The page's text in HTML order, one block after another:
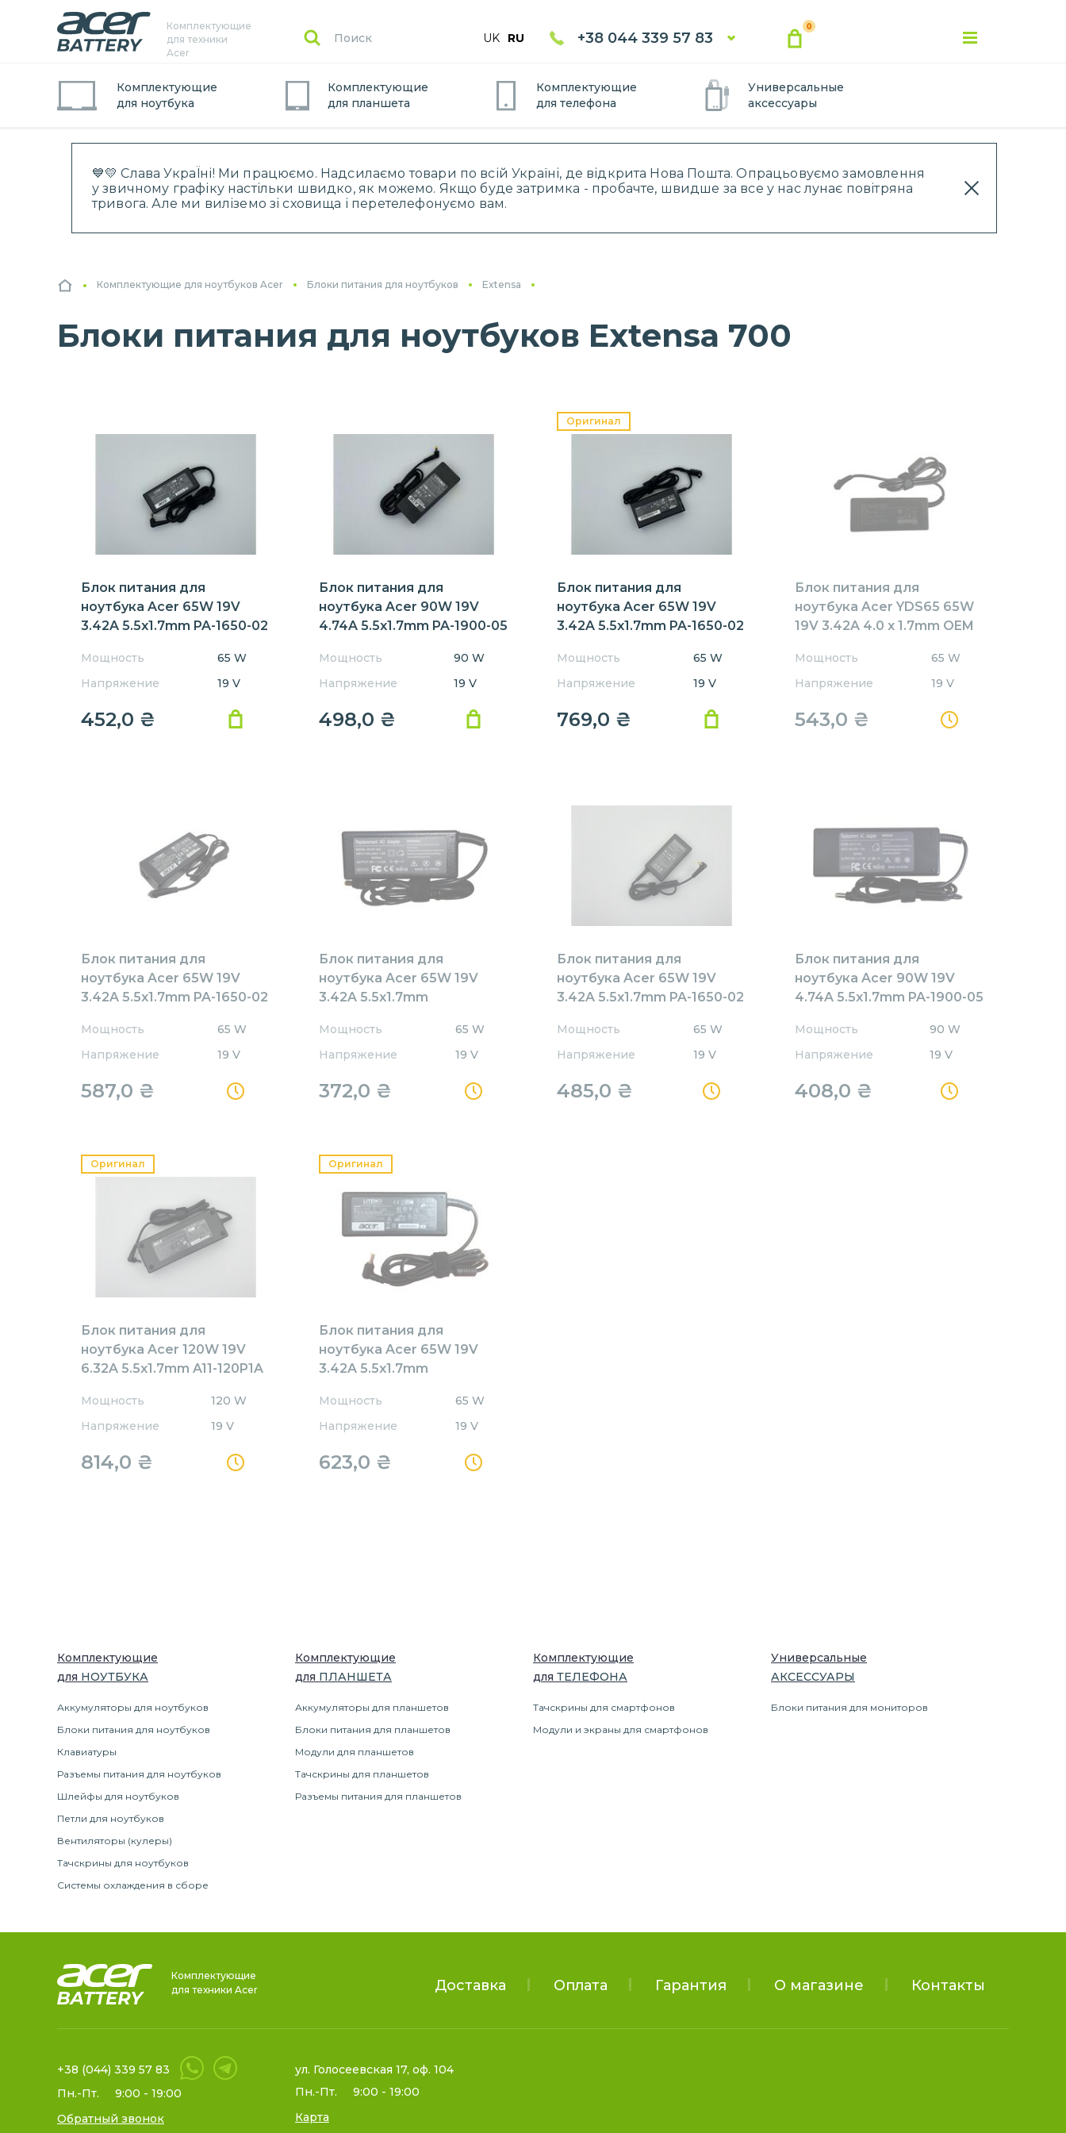
💙💛 Слава УкраЇні! Ми працюємо. Надсилаємо товари по всій Україні, де відкрита Нова Пошта. Опрацьовуємо замовлення
у звичному графіку настільки швидко, як можемо. Якщо буде затримка - пробачте, швидше за все у нас лунає повітряна
тривога. Але ми виліземо зі сховища і перетелефонуємо вам.
Комплектующие
для техники
Acer
UK RU +38 044 339 57 83
0
Комплектующие
для ноутбука
Комплектующие
для планшета
Комплектующие
для телефона
Универсальные
аксессуары
Комплектующие для ноутбуков Acer Блоки питания для ноутбуков Extensa
Блоки питания для ноутбуков Extensa 700
Блок питания для
ноутбука Acer 65W 19V
3.42A 5.5x1.7mm PA-1650-02
Мощность
65 W
Напряжение
19 V
452,0 ₴
Блок питания для
ноутбука Acer 90W 19V
4.74A 5.5x1.7mm PA-1900-05
Мощность
90 W
Напряжение
19 V
498,0 ₴
Оригинал
Блок питания для
ноутбука Acer 65W 19V
3.42A 5.5x1.7mm PA-1650-02
Мощность
65 W
Напряжение
19 V
769,0 ₴
Блок питания для
ноутбука Acer YDS65 65W
19V 3.42A 4.0 x 1.7mm OEM
Мощность
65 W
Напряжение
19 V
543,0 ₴
Блок питания для
ноутбука Acer 65W 19V
3.42A 5.5x1.7mm PA-1650-02
Мощность
65 W
Напряжение
19 V
587,0 ₴
Блок питания для
ноутбука Acer 65W 19V
3.42A 5.5x1.7mm
REPLACEMENT
Мощность
65 W
Напряжение
19 V
372,0 ₴
Блок питания для
ноутбука Acer 65W 19V
3.42A 5.5x1.7mm PA-1650-02
Мощность
65 W
Напряжение
19 V
485,0 ₴
Блок питания для
ноутбука Acer 90W 19V
4.74A 5.5x1.7mm PA-1900-05
Мощность
90 W
Напряжение
19 V
408,0 ₴
Оригинал
Блок питания для
ноутбука Acer 120W 19V
6.32A 5.5x1.7mm A11-120P1A
Мощность
120 W
Напряжение
19 V
814,0 ₴
Оригинал
Блок питания для
ноутбука Acer 65W 19V
3.42A 5.5x1.7mm
Мощность
65 W
Напряжение
19 V
623,0 ₴
Комплектующие
для НОУТБУКА
Аккумуляторы для ноутбуков
Блоки питания для ноутбуков
Клавиатуры
Разъемы питания для ноутбуков
Шлейфы для ноутбуков
Петли для ноутбуков
Вентиляторы (кулеры)
Тачскрины для ноутбуков
Системы охлаждения в сборе
Комплектующие
для ПЛАНШЕТА
Аккумуляторы для планшетов
Блоки питания для планшетов
Модули для планшетов
Тачскрины для планшетов
Разъемы питания для планшетов
Комплектующие
для ТЕЛЕФОНА
Тачскрины для смартфонов
Модули и экраны для смартфонов
Универсальные
АКСЕССУАРЫ
Блоки питания для мониторов
Комплектующие
для техники Acer
Доставка Оплата Гарантия О магазине Контакты
+38 (044) 339 57 83
Пн.-Пт.
9:00 - 19:00
Обратный звонок
ул. Голосеевская 17, оф. 104
Пн.-Пт.
9:00 - 19:00
Карта